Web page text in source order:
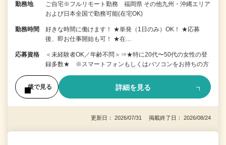
勤務地
ご自宅※フルリモート勤務 福岡県 その他九州・沖縄エリア
および日本全国で勤務可能(在宅OK)
勤務時間
好きな時間に働けます！ ★単発（1日のみ）OK！ ★応募
後、即お仕事開始も可！ ★在…
応募資格
＜未経験者OK／年齢不問＞⇒★特に20代〜50代の女性の登
録多数★ ※スマートフォンもしくはパソコンをお持ちの方
後で見る 詳細を見る
更新日： 2026/07/31 掲載終了日： 2026/08/24